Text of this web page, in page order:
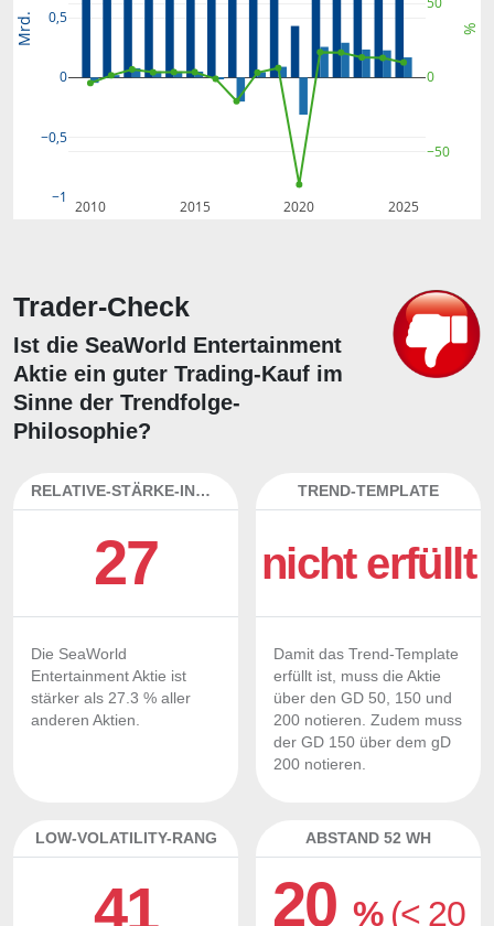
2010 2015 2020 2025
−1
−0,5
0
0,5
−50
0
Mrd. %
Trader-Check
Ist die SeaWorld Entertainment
Aktie ein guter Trading-Kauf im
Sinne der Trendfolge-
Philosophie?
RELATIVE-STÄRKE-INDEX
27
Die SeaWorld
Entertainment Aktie ist
stärker als 27.3 % aller
anderen Aktien.
TREND-TEMPLATE
nicht erfüllt
Damit das Trend-Template
erfüllt ist, muss die Aktie
über den GD 50, 150 und
200 notieren. Zudem muss
der GD 150 über dem gD
200 notieren.
LOW-VOLATILITY-RANG
41
ABSTAND 52 WH
20% (< 20